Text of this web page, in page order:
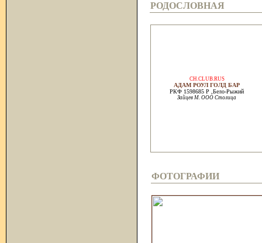
РОДОСЛОВНАЯ
CH.CLUB.RUS
АДАМ РОУЛ ГОЛД БАР
РКФ 1598685 Р ,Бело-Рыжий
Зайцев М. ООО Столица
ФОТОГРАФИИ